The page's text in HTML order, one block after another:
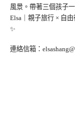
風景。帶著三個孩子
Elsa｜親子旅行 × 自
✨
連絡信箱：